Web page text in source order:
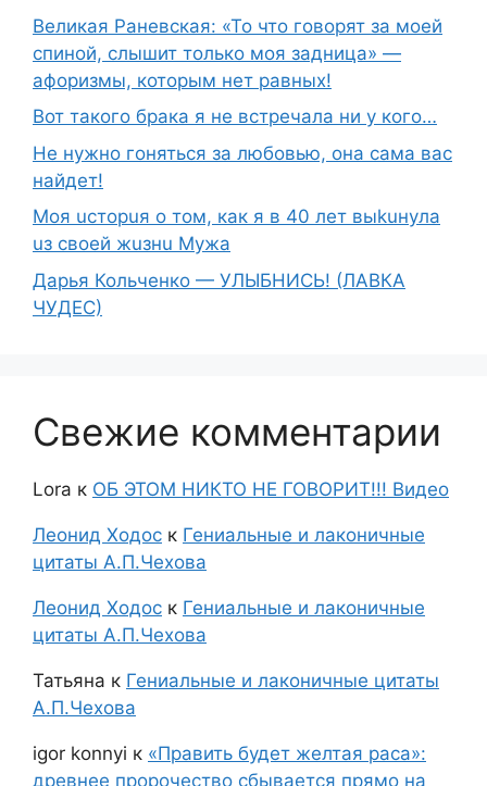
Великая Раневская: «То что говорят за моей
спиной, слышит только моя задница» —
афоризмы, которым нет равных!
Вот такого брака я не встречала ни у кого…
Не нужно гоняться за любовью, она сама вас
найдет!
Moя ucтopuя о том, как я в 40 лет выkuнyлa
uз свoeй жuзнu Myжа
Дарья Кольченко — УЛЫБНИСЬ! (ЛАВКА
ЧУДЕС)
Свежие комментарии
Lora к ОБ ЭТОМ НИКТО НЕ ГОВОРИТ!!! Видео
Леонид Ходос к Гениальные и лаконичные
цитаты А.П.Чехова
Леонид Ходос к Гениальные и лаконичные
цитаты А.П.Чехова
Татьяна к Гениальные и лаконичные цитаты
А.П.Чехова
igor konnyi к «Править будет желтая раса»:
древнее пророчество сбывается прямо на